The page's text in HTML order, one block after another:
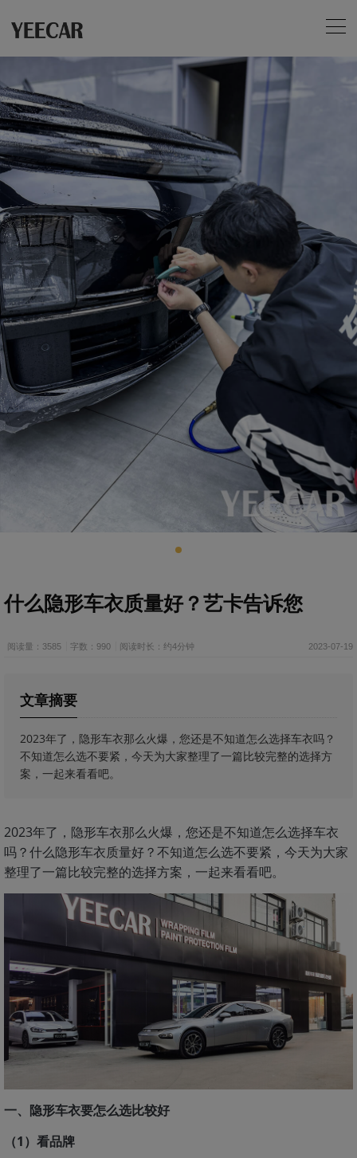
什么隐形车衣质量好？艺卡告诉您
阅读量：3585 字数：990 阅读时长：约4分钟 2023-07-19
文章摘要
2023年了，隐形车衣那么火爆，您还是不知道怎么选择车衣吗？
不知道怎么选不要紧，今天为大家整理了一篇比较完整的选择方
案，一起来看看吧。
2023年了，隐形车衣那么火爆，您还是不知道怎么选择车衣
吗？什么隐形车衣质量好？不知道怎么选不要紧，今天为大家
整理了一篇比较完整的选择方案，一起来看看吧。
一、隐形车衣要怎么选比较好
（1）看品牌